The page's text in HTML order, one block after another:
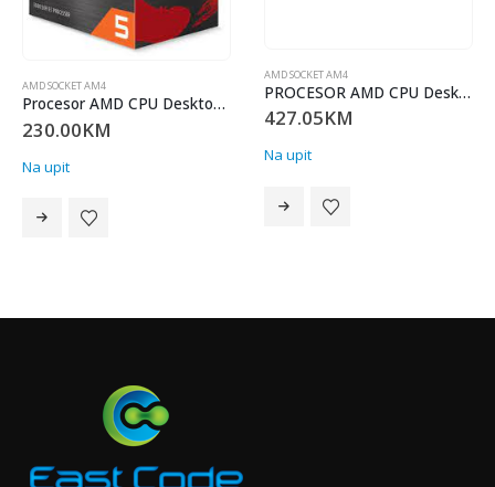
Procesor AMD CPU Desktop Ryzen 5 6C/12T 5500
PROCESOR AMD CPU Desktop Ryzen 7 8C/16T 5700X (3.4/4.6GHz Boost,36MB,65W,AM4) Tray
427.05 KM
AMD SOCKET AM4
421.20